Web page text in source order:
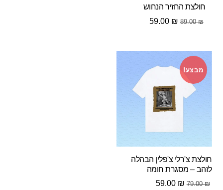
חולצת החזיר הנחוש
89.00₪
המחיר
59.00 ₪
מבצע!
חולצת צ'רלי צ'פלין הבהלה
לזהב – מסגרת חומה
79.00₪
המחיר
59.00 ₪